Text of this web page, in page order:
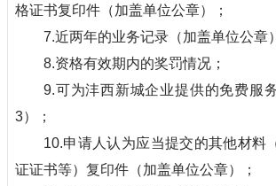
格证书复印件（加盖单位公章）；
7.近两年的业务记录（加盖单位公章
8.资格有效期内的奖罚情况；
9.可为沣西新城企业提供的免费服
3）；
10.申请人认为应当提交的其他材料
证证书等）复印件（加盖单位公章）；